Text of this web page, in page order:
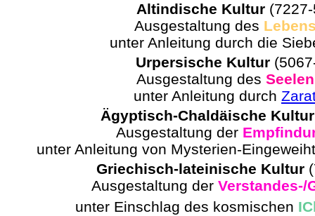
Altindische Kultur(7227-
Ausgestaltung des
unter Anleitung durch die
Urpersische Kultur
Ausgestaltung des
unter Anleitung durch
Ägyptisch-Chaldäische Kultur
Ausgestaltung der
unter Anleitung von Mysterien-
Griechisch-lateinische Kultur
Ausgestaltung der Verstandes-/
unter Einschlag des kosmischen